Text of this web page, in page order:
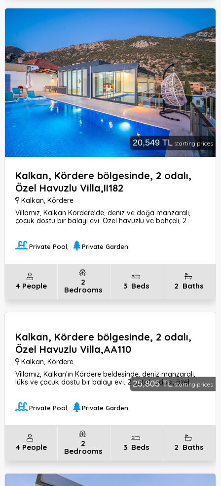
Kalkan, Kördere bölgesinde, 2 odalı,
Özel Havuzlu Villa,II182
Kalkan, Kördere
Villamız, Kalkan Kördere'de, deniz ve doğa manzaralı,
çocuk dostu bir balayı evi. Özel havuzlu ve bahçeli, 2
Private Pool, Private Garden
20,549 TL starting prices
4 People
2
Bedrooms
3 Beds 2 Baths
Kalkan, Kördere bölgesinde, 2 odalı,
Özel Havuzlu Villa,AA110
Kalkan,Kördere
Villamız, Kalkan'ın Kördere beldesinde, deniz manzaralı,
lüks ve çocuk dostu bir balayı evi. 2 yatak odası, özel
havuzlu ve bahçeli. Jakuzi, BBQ ve masa tenisi gibi
Private Pool Private Garden
25,805 TL starting prices
4 People
2
Bedrooms
3 Beds 2 Baths